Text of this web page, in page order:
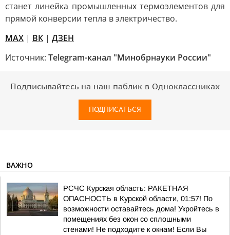
станет линейка промышленных термоэлементов для
прямой конверсии тепла в электричество.
МАХ | ВК | ДЗЕН
Источник: Telegram-канал "Минобрнауки России"
Подписывайтесь на наш паблик в Одноклассниках
ПОДПИСАТЬСЯ
ВАЖНО
РСЧС Курская область: РАКЕТНАЯ
ОПАСНОСТЬ в Курской области, 01:57! По
возможности оставайтесь дома! Укройтесь в
помещениях без окон со сплошными
стенами! Не подходите к окнам! Если Вы